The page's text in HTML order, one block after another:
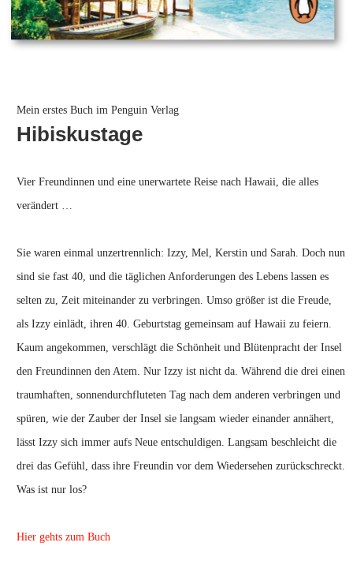
Mein erstes Buch im Penguin Verlag
Hibiskustage
Vier Freundinnen und eine unerwartete Reise nach Hawaii, die alles
verändert …
Sie waren einmal unzertrennlich: Izzy, Mel, Kerstin und Sarah. Doch nun
sind sie fast 40, und die täglichen Anforderungen des Lebens lassen es
selten zu, Zeit miteinander zu verbringen. Umso größer ist die Freude,
als Izzy einlädt, ihren 40. Geburtstag gemeinsam auf Hawaii zu feiern.
Kaum angekommen, verschlägt die Schönheit und Blütenpracht der Insel
den Freundinnen den Atem. Nur Izzy ist nicht da. Während die drei einen
traumhaften, sonnendurchfluteten Tag nach dem anderen verbringen und
spüren, wie der Zauber der Insel sie langsam wieder einander annähert,
lässt Izzy sich immer aufs Neue entschuldigen. Langsam beschleicht die
drei das Gefühl, dass ihre Freundin vor dem Wiedersehen zurückschreckt.
Was ist nur los?
Hier gehts zum Buch